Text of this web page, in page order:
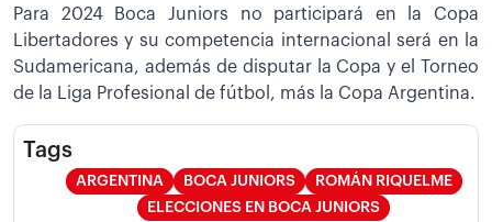
Para 2024 Boca Juniors no participará en la Copa
Libertadores y su competencia internacional será en la
Sudamericana, además de disputar la Copa y el Torneo
de la Liga Profesional de fútbol, más la Copa Argentina.
Tags
ARGENTINA BOCA JUNIORS
ROMÁN RIQUELME
ELECCIONES EN BOCA JUNIORS